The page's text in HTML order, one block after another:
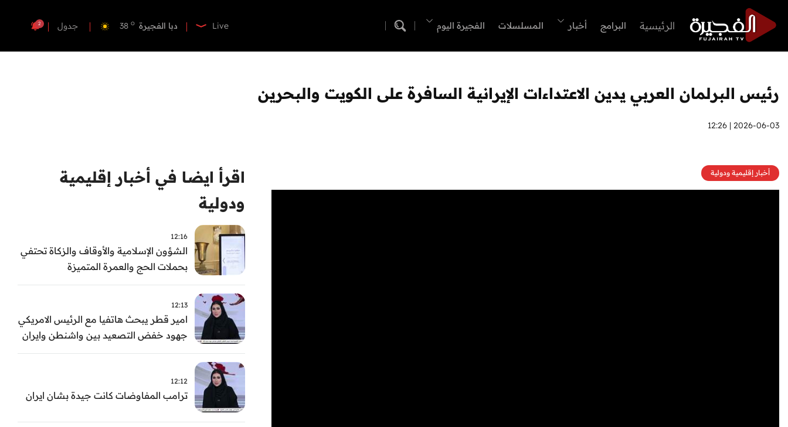
الرئيسية البرامج أخبار المسلسلات الفجيرة اليوم Live دبا الفجيرة 38 o جدول 2
رئيس البرلمان العربي يدين الاعتداءات الإيرانية السافرة على الكويت والبحرين
2026-06-03 | 12:26
أخبار إقليمية ودولية
اقرأ ايضا في أخبار إقليمية
ودولية
12:16
الشؤون الإسلامية والأوقاف والزكاة تحتفي
بحملات الحج والعمرة المتميزة
12:13
امير قطر يبحث هاتفيا مع الرئيس الامريكي
جهود خفض التصعيد بين واشنطن وايران
12:12
ترامب المفاوضات كانت جيدة بشان ايران